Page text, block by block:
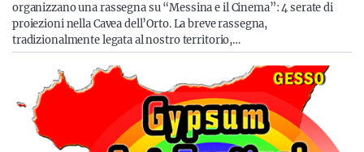
organizzano una rassegna su “Messina e il Cinema”: 4 serate di
proiezioni nella Cavea dell’Orto. La breve rassegna,
tradizionalmente legata al nostro territorio,…